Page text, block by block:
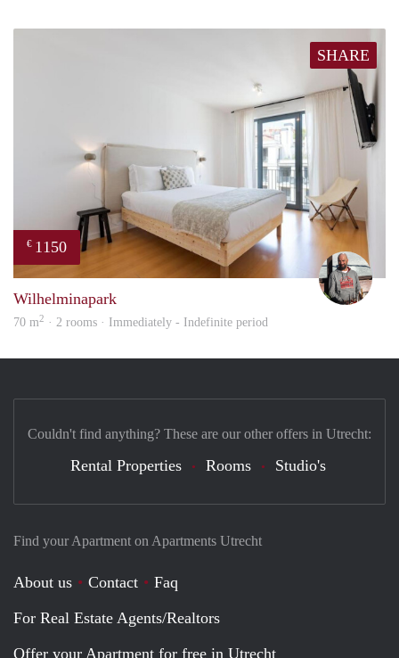
SHARE
€ 1150
Wilhelminapark
70 m2 · 2 rooms · Immediately - Indefinite period
Find your Apartment on Apartments Utrecht
About us Contact
Faq
For Real Estate Agents/Realtors
Offer your Apartment for free in Utrecht
Couldn't find anything? These are our other offers in Utrecht:
Rental Properties Rooms Studio's